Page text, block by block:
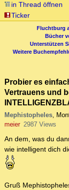
in Thread öffnen
Ticker
Fluchtburg
Bücher
Unterstützen
Weitere
Probier es
Vertrauens und
Mephistopheles,
meier 2987 Views
An dem, was du
wie intelligent dich
Gruß